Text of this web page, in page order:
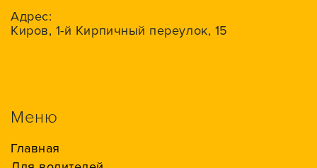
Адрес:
Киров, 1-й Кирпичный переулок, 15
Меню
Главная